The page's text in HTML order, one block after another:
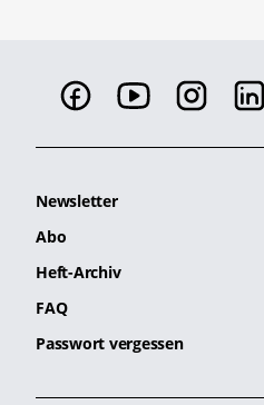
Newsletter
Abo
Heft-Archiv
FAQ
Passwort vergessen